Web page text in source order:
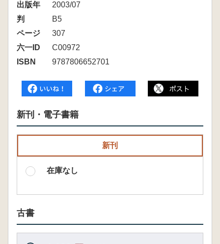
出版年
2003/07
判
B5
ページ
307
六一ID
C00972
ISBN
9787806652701
新刊・電子書籍
新刊
在庫なし
古書